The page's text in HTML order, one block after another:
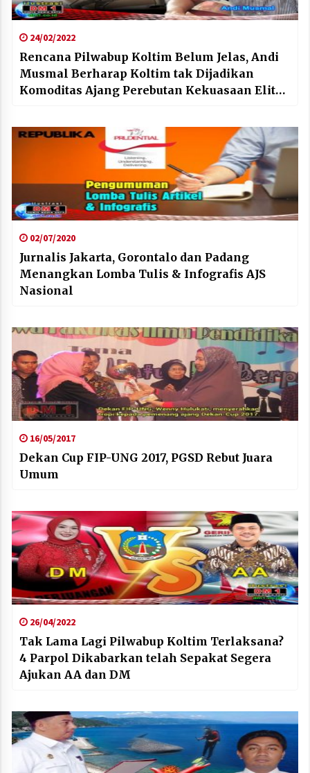
24/02/2022
Rencana Pilwabup Koltim Belum Jelas, Andi
Musmal Berharap Koltim tak Dijadikan
Komoditas Ajang Perebutan Kekuasaan Elit
02/07/2020
Jurnalis Jakarta, Gorontalo dan Padang
Menangkan Lomba Tulis & Infografis AJS
Nasional
16/05/2017
Dekan Cup FIP-UNG 2017, PGSD Rebut Juara
Umum
26/04/2022
Tak Lama Lagi Pilwabup Koltim Terlaksana?
4 Parpol Dikabarkan telah Sepakat Segera
Ajukan AA dan DM